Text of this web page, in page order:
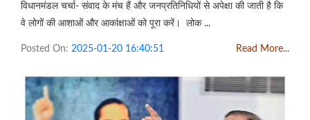
विधानमंडल चर्चा- संवाद के मंच हैं और जनप्रतिनिधियों से अपेक्षा की जाती है कि
वे लोगों की आशाओं और आकांक्षाओं को पूरा करें। लोक ...
Posted On: 2025-01-20 16:40:51 Read More...